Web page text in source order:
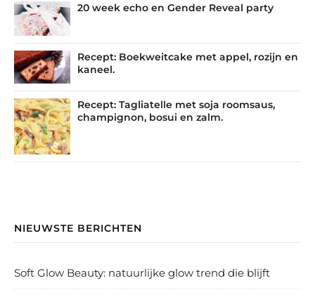
20 week echo en Gender Reveal party
Recept: Boekweitcake met appel, rozijn en
kaneel.
Recept: Tagliatelle met soja roomsaus,
champignon, bosui en zalm.
NIEUWSTE BERICHTEN
Soft Glow Beauty: natuurlijke glow trend die blijft